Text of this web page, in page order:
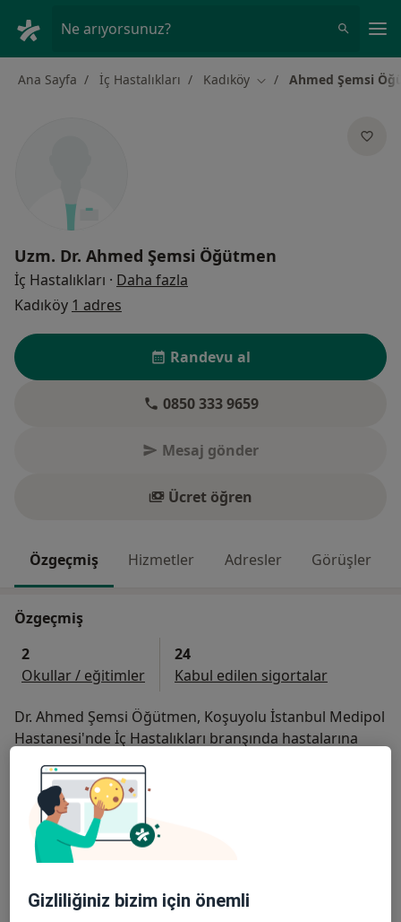
Ne arıyorsunuz?
Ana Sayfa İç Hastalıkları Kadıköy Şehir değiştir
Ahmed Şemsi
Uzm. Dr. Ahmed Şemsi Öğütmen
İç Hastalıkları · Daha fazla
Kadıköy 1 adres
Randevu al
0850 333 9659
Mesaj gönder
Ücret öğren
Özgeçmiş Hizmetler Adresler Görüşler
Özgeçmiş
2
Okullar / eğitimler
24
Kabul edilen sigortalar
Dr. Ahmed Şemsi Öğütmen, Koşuyolu İstanbul Medipol
Hastanesi'nde İç Hastalıkları branşında hastalarına
sağlık hizmeti vermektedir.
Başlıca İlgi Alanları
Diyabet (Şeker Hastalığı)
Yüksek Tansiyon (Hipertansiyon)
Mide Hastalıkları
Konsültasyon türleri
Gizliliğiniz bizim için önemli